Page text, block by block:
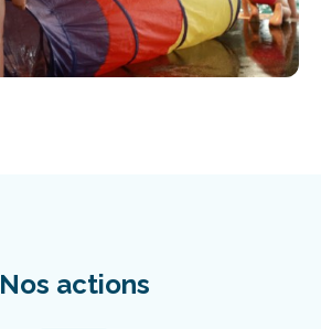
Nos actions